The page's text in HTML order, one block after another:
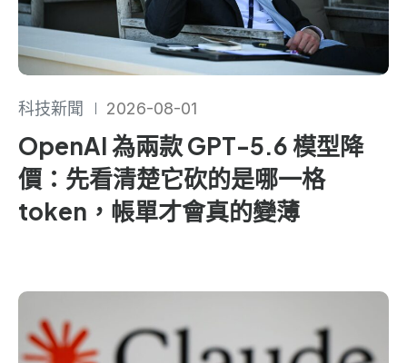
科技新聞 2026-08-01
OpenAI 為兩款 GPT-5.6 模型降
價：先看清楚它砍的是哪一格
token，帳單才會真的變薄